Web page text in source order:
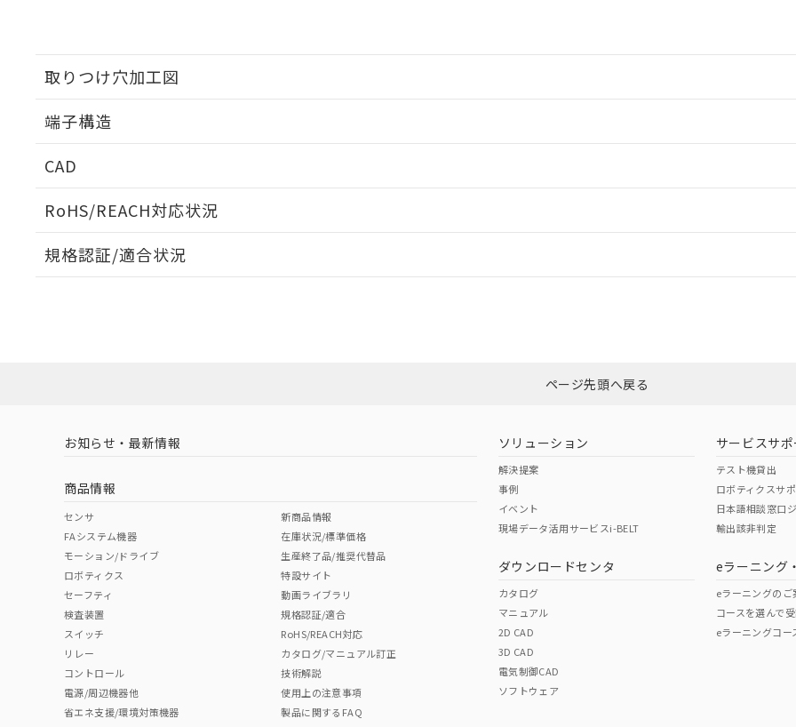
取りつけ穴加工図
端子構造
CAD
RoHS/REACH対応状況
EU RoHS 注意事項・凡例
ダウンロードはこちら
中国 RoHS 注意事項・凡例
中国 RoHS表
Pb Hg Cr(VI)
"対応済み"や非含有の記載がされた商品であっても、流通在庫等で未対応品が混在する可能性があります。
非含有品が必要な際は、弊社営業部門もしくは販売店へお問い合わせください。
規格認証/適合状況
ページ先頭へ戻る
お知らせ・最新情報
商品情報
センサ
FAシステム機器
モーション/ドライブ
ロボティクス
セーフティ
検査装置
スイッチ
リレー
コントロール
電源/周辺機器他
省エネ支援/環境対策機器
新商品情報
在庫状況/標準価格
生産終了品/推奨代替品
特設サイト
動画ライブラリ
規格認証/適合
RoHS/REACH対応
カタログ/マニュアル訂正
技術解説
使用上の注意事項
製品に関するFAQ
ソリューション
解決提案
事例
イベント
現場データ活用サービスi-BELT
ダウンロードセンタ
カタログ
マニュアル
2D CAD
3D CAD
電気制御CAD
ソフトウェア
サービスサポ
テスト機貸出
ロボティクスサ
日本語相談窓口
輸出該非判定
eラーニング
eラーニングのご
コースを選んで
eラーニングコー